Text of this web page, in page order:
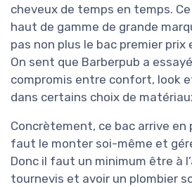
cheveux de temps en temps.
haut de gamme de grande
pas non plus le bac premier prix
On sent que Barberpub a
compromis entre confort, look
dans certains choix de
Concrètement, ce bac arrive en
faut le monter soi-même et
Donc il faut un minimum être à
tournevis et avoir un plombier